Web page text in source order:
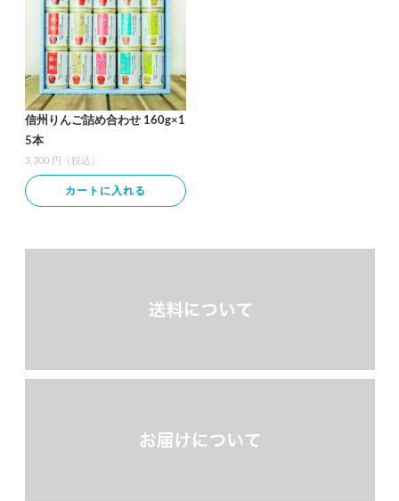
信州りんご詰め合わせ 160g×1
5本
3,300 円（税込）
カートに入れる